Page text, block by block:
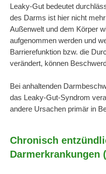
Leaky-Gut bedeutet
des Darms ist hier nicht
Außenwelt und dem Körper
aufgenommen werden und
Barrierefunktion bzw. die
verändert, können
Bei anhaltenden
das Leaky-Gut-Syndrom
andere Ursachen primär in
Chronisch
Darmerkrankungen